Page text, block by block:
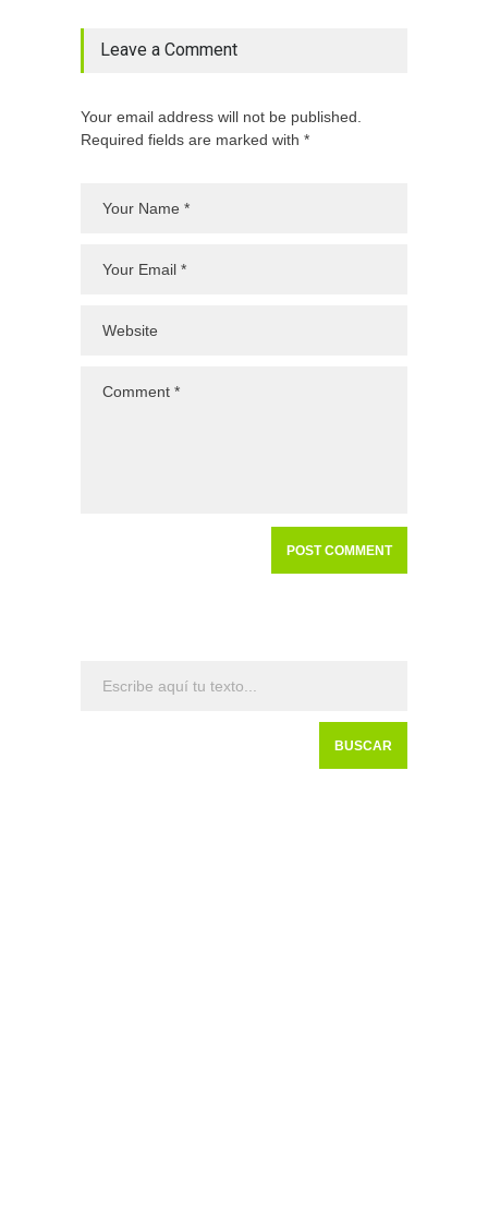
Leave a Comment
Your email address will not be published.
Required fields are marked with *